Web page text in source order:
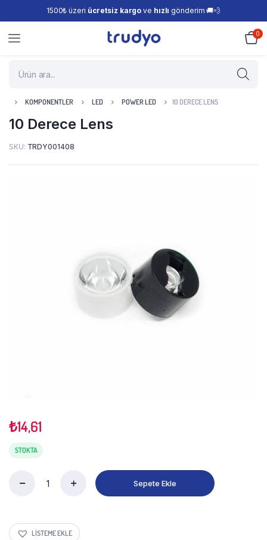
1500₺ üzeri ücretsiz kargo ve hızlı gönderim 🚚💨
0
KOMPONENTLER LED POWER LED 10 DERECE LENS
10 Derece Lens
SKU: TRDY001408
₺14,61
STOKTA
Sepete Ekle
LISTEME EKLE